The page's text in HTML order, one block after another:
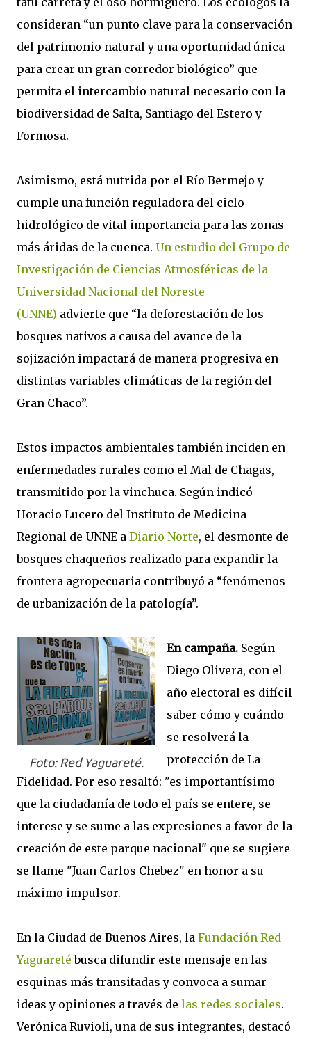
consideran “un punto clave para la conservación
del patrimonio natural y una oportunidad única
para crear un gran corredor biológico” que
permita el intercambio natural necesario con la
biodiversidad de Salta, Santiago del Estero y
Formosa.
Asimismo, está nutrida por el Río Bermejo y
cumple una función reguladora del ciclo
hidrológico de vital importancia para las zonas
más áridas de la cuenca. Un estudio del Grupo de
Investigación de Ciencias Atmosféricas de la
Universidad Nacional del Noreste
(UNNE) advierte que “la deforestación de los
bosques nativos a causa del avance de la
sojización impactará de manera progresiva en
distintas variables climáticas de la región del
Gran Chaco”.
Estos impactos ambientales también inciden en
enfermedades rurales como el Mal de Chagas,
transmitido por la vinchuca. Según indicó
Horacio Lucero del Instituto de Medicina
Regional de UNNE a Diario Norte, el desmonte de
bosques chaqueños realizado para expandir la
frontera agropecuaria contribuyó a “fenómenos
de urbanización de la patología”.
Foto: Red Yaguareté.
En campaña. Según
Diego Olivera, con el
año electoral es difícil
saber cómo y cuándo
se resolverá la
protección de La
Fidelidad. Por eso resaltó: "es importantísimo
que la ciudadanía de todo el país se entere, se
interese y se sume a las expresiones a favor de la
creación de este parque nacional" que se sugiere
se llame "Juan Carlos Chebez" en honor a su
máximo impulsor.
En la Ciudad de Buenos Aires, la Fundación Red
Yaguareté busca difundir este mensaje en las
esquinas más transitadas y convoca a sumar
ideas y opiniones a través de las redes sociales.
Verónica Ruvioli, una de sus integrantes, destacó